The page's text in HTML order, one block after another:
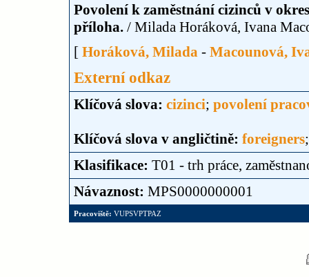
Povolení k zaměstnání cizinců v
příloha. / Milada Horáková, Ivana
[ Horáková, Milada - Macounová,
Externí odkaz
Klíčová slova: cizinci; povolení
Klíčová slova v angličtině: foreigners
Klasifikace: T01 - trh práce,
Návaznost: MPS0000000001
Pracoviště: VUPSVPTPAZ